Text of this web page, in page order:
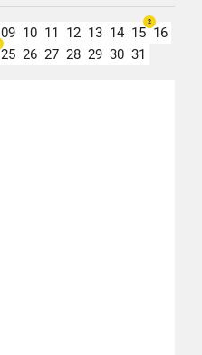
09 10 11 12 13 14 15
2
16
25 26 27 28 29 30 31